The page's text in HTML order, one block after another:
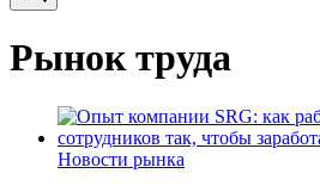
Рынок труда
Новости рынка